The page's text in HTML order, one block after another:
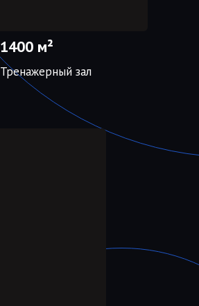
Тренажерный зал
1400 м²